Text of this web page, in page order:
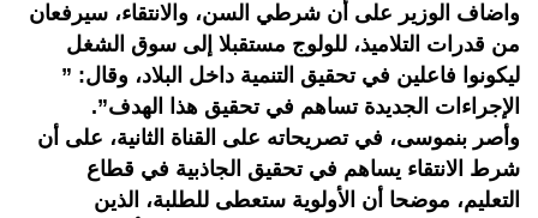
واضاف الوزير على أن شرطي السن، والانتقاء، سيرفعان
من قدرات التلاميذ، للولوج مستقبلا إلى سوق الشغل
ليكونوا فاعلين في تحقيق التنمية داخل البلاد، وقال: ”
الإجراءات الجديدة تساهم في تحقيق هذا الهدف”.
وأصر بنموسى، في تصريحاته على القناة الثانية، على أن
شرط الانتقاء يساهم في تحقيق الجاذبية في قطاع
التعليم، موضحا أن الأولوية ستعطى للطلبة، الذين